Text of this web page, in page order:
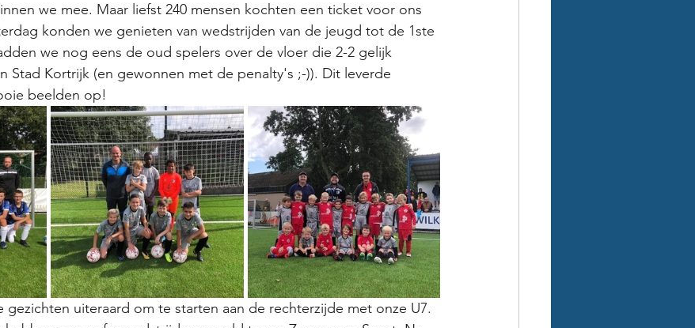
we mee. Maar liefst 240 mensen kochten een ticket voor ons
konden we genieten van wedstrijden van de jeugd tot de 1ste
we nog eens de oud spelers over de vloer die 2-2 gelijk
Stad Kortrijk (en gewonnen met de penalty's ;-)). Dit leverde
beelden op!
uiteraard om te starten aan de rechterzijde met onze U7.